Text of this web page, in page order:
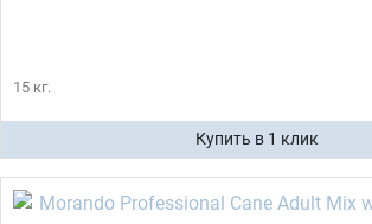
15 кг.
Купить в 1 клик